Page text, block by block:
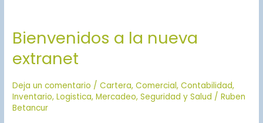
Bienvenidos a la nueva
extranet
Deja un comentario /Cartera,Comercial,Contabilidad,
Inventario,Logistica,Mercadeo,Seguridad y Salud /Ruben
Betancur
Bienvenidos
la
extranet